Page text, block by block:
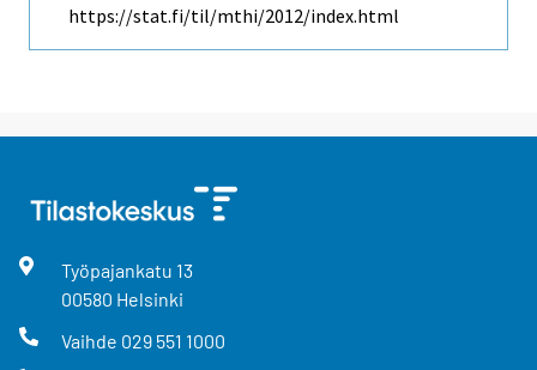
https://stat.fi/til/mthi/2012/index.html
Työpajankatu 13
00580 Helsinki
Vaihde 029 551 1000